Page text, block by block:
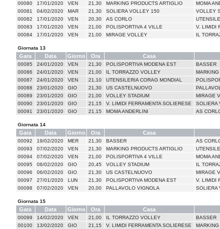
00080
17/01/2020 VEN 21,30 MARKING PRODUCTS ARTIGLIO
MOMA
00081
04/02/2020 MAR 21,30 SOLIERA VOLLEY 150
VOLLEY
00082
17/01/2020 VEN 20,30 AS CORLO
00083
17/01/2020 VEN 21,00 POLISPORTIVA 4 VILLE
V. LIMIDI
00084
17/01/2020 VEN 21,00 MIRAGE VOLLEY IL
Giornata 13
Gara Data Giorno Ora Casa
00085 24/01/2020 VEN 21,30 POLISPORTIVA MODENA EST
BASSER
00086
24/01/2020 VEN 21,00 IL TORRAZZO VOLLEY
00087
24/01/2020 VEN 21,10 UTENSILERIA CORAG MONDIAL
00088
23/01/2020 GIO 21,30 US CASTELNUOVO
00089
23/01/2020 GIO 21,00 VOLLEY STADIUM
MIRAGE
00090
23/01/2020 GIO 21,15 V. LIMIDI FERRAMENTA SOLIERESE
SOLIERA
00091
23/01/2020 GIO 21,15 MOMA ANDERLINI AS
Giornata 14
Gara Data Giorno Ora Casa
00092 19/02/2020 MER 21,30 BASSER
AS
00093
07/02/2020 VEN 21,30 MARKING PRODUCTS ARTIGLIO
00094
07/02/2020 VEN 21,00 POLISPORTIVA 4 VILLE
MOMA
00095
06/02/2020 GIO 20,45 VOLLEY STADIUM
IL
00096
06/02/2020 GIO 21,30 US CASTELNUOVO
MIRAGE
00097
27/01/2020 LUN 21,30 POLISPORTIVA MODENA EST
V. LIMIDI
00098
07/02/2020 VEN 20,00 PALLAVOLO VIGNOLA SOLIERA
Giornata 15
Gara Data Giorno Ora Casa
00099 14/02/2020 VEN 21,00 IL TORRAZZO VOLLEY
BASSER
00100
13/02/2020 GIO 21,15 V. LIMIDI FERRAMENTA SOLIERESE